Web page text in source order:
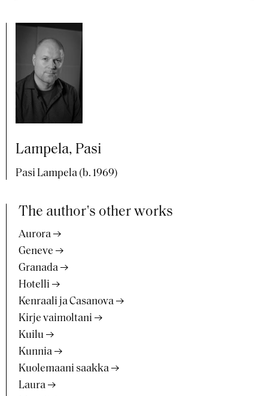
Lampela, Pasi
Pasi Lampela (b. 1969)
The author's other works
Aurora
Geneve
Granada
Hotelli
Kenraali ja Casanova
Kirje vaimoltani
Kuilu
Kunnia
Kuolemaani saakka
Laura